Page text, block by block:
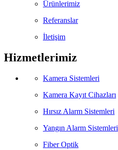
Ürünlerimiz
Referanslar
İletişim
Hizmetlerimiz
Kamera Sistemleri
Kamera Kayıt Cihazları
Hırsız Alarm Sistemleri
Yangın Alarm Sistemleri
Fiber Optik